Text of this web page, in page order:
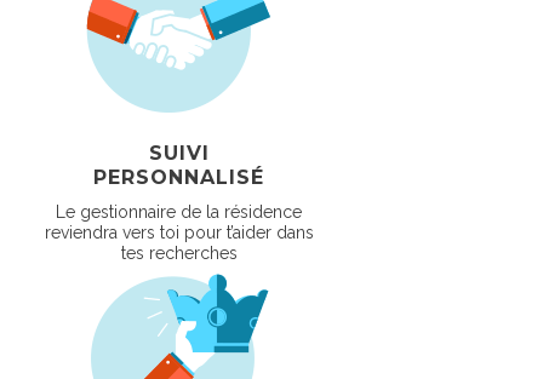
SUIVI
PERSONNALISÉ
Le gestionnaire de la résidence
reviendra vers toi pour t’aider dans
tes recherches